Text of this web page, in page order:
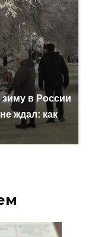
в России
ждал: как